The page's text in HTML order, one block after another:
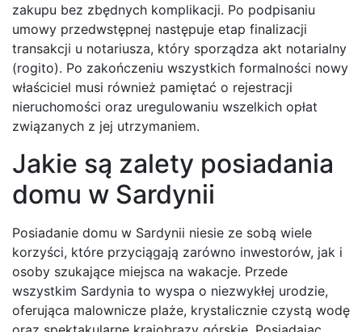
zakupu bez zbędnych komplikacji. Po podpisaniu
umowy przedwstępnej następuje etap finalizacji
transakcji u notariusza, który sporządza akt notarialny
(rogito). Po zakończeniu wszystkich formalności nowy
właściciel musi również pamiętać o rejestracji
nieruchomości oraz uregulowaniu wszelkich opłat
związanych z jej utrzymaniem.
Jakie są zalety posiadania
domu w Sardynii
Posiadanie domu w Sardynii niesie ze sobą wiele
korzyści, które przyciągają zarówno inwestorów, jak i
osoby szukające miejsca na wakacje. Przede
wszystkim Sardynia to wyspa o niezwykłej urodzie,
oferująca malownicze plaże, krystalicznie czystą wodę